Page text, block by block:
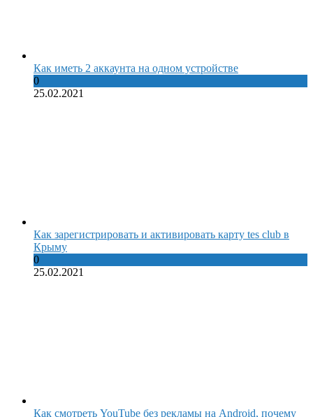
Как иметь 2 аккаунта на одном устройстве
0
25.02.2021
Как зарегистрировать и активировать карту tes club в
Крыму
0
25.02.2021
Как смотреть YouTube без рекламы на Android, почему